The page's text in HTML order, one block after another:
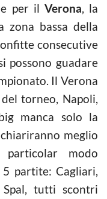
per il Verona, la
zona bassa della
consecutive
possono guadare
Il Verona
torneo, Napoli,
manca solo la
meglio
modo
partite: Cagliari,
Spal, tutti scontri